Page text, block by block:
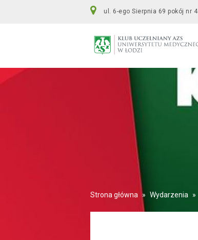
ul. 6-ego Sierpnia 69 pokój nr 4
Strona główna » Wydarzenia »